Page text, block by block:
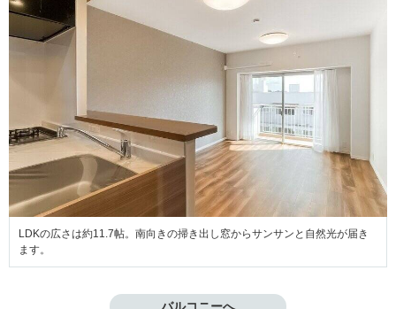
LDKの広さは約11.7帖。南向きの掃き出し窓からサンサンと自然光が届き
ます。